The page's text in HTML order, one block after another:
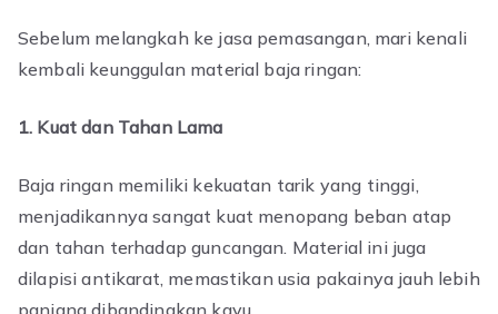
Sebelum melangkah ke jasa pemasangan, mari kenali
kembali keunggulan material baja ringan:
1. Kuat dan Tahan Lama
Baja ringan memiliki kekuatan tarik yang tinggi,
menjadikannya sangat kuat menopang beban atap
dan tahan terhadap guncangan. Material ini juga
dilapisi antikarat, memastikan usia pakainya jauh lebih
panjang dibandingkan kayu.